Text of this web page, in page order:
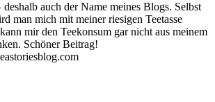
deshalb auch der Name meines Blogs. Selbst
man mich mit meiner riesigen Teetasse
mir den Teekonsum gar nicht aus meinem
Schöner Beitrag!